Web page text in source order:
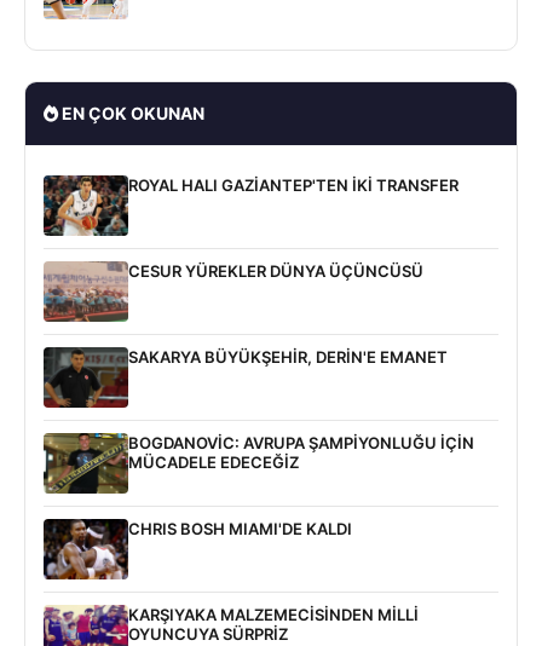
EN ÇOK OKUNAN
ROYAL HALI GAZİANTEP'TEN İKİ TRANSFER
CESUR YÜREKLER DÜNYA ÜÇÜNCÜSÜ
SAKARYA BÜYÜKŞEHİR, DERİN'E EMANET
BOGDANOVİC: AVRUPA ŞAMPİYONLUĞU İÇİN
MÜCADELE EDECEĞİZ
CHRIS BOSH MIAMI'DE KALDI
KARŞIYAKA MALZEMECİSİNDEN MİLLİ
OYUNCUYA SÜRPRİZ